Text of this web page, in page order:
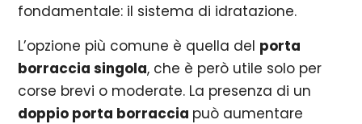
fondamentale: il sistema di idratazione.
L’opzione più comune è quella del porta
borraccia singola, che è però utile solo per
corse brevi o moderate. La presenza di un
doppio porta borraccia può aumentare